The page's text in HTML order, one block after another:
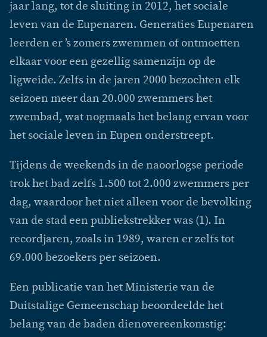
jaar lang, tot de sluiting in 2012, het sociale
leven van de Eupenaren. Generaties Eupenaren
leerden er ’s zomers zwemmen of ontmoetten
elkaar voor een gezellig samenzijn op de
ligweide. Zelfs in de jaren 2000 bezochten elk
seizoen meer dan 20.000 zwemmers het
zwembad, wat nogmaals het belang ervan voor
het sociale leven in Eupen onderstreept.
Tijdens de weekends in de naoorlogse periode
trok het bad zelfs 1.500 tot 2.000 zwemmers per
dag, waardoor het niet alleen voor de bevolking
van de stad een publiekstrekker was (1). In
recordjaren, zoals in 1989, waren er zelfs tot
69.000 bezoekers per seizoen.
Een publicatie van het Ministerie van de
Duitstalige Gemeenschap beoordeelde het
belang van de baden dienovereenkomstig: